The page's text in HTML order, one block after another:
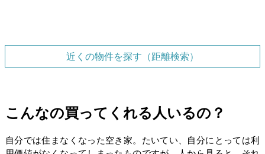
近くの物件を探す（距離検索）
こんなの買ってくれる人いるの？
自分では住まなくなった空き家。たいてい、自分にとっては利